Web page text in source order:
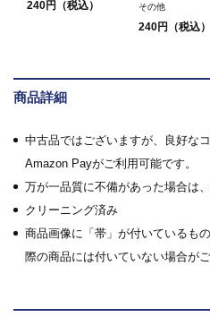
240円（税込） その他
240円（税込）
商品詳細
中古品ではございますが、良好な
Amazon Payがご利用可能です。
万が一品質に不備があった場合は
クリーニング済み
商品画像に「帯」が付いているも
際の商品には付いていない場合がご